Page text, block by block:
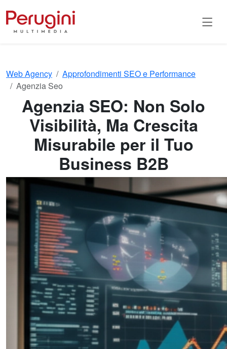
Web Agency
Approfondimenti SEO e Performance
Agenzia Seo
Agenzia SEO: Non Solo
Visibilità, Ma Crescita
Misurabile per il Tuo
Business B2B